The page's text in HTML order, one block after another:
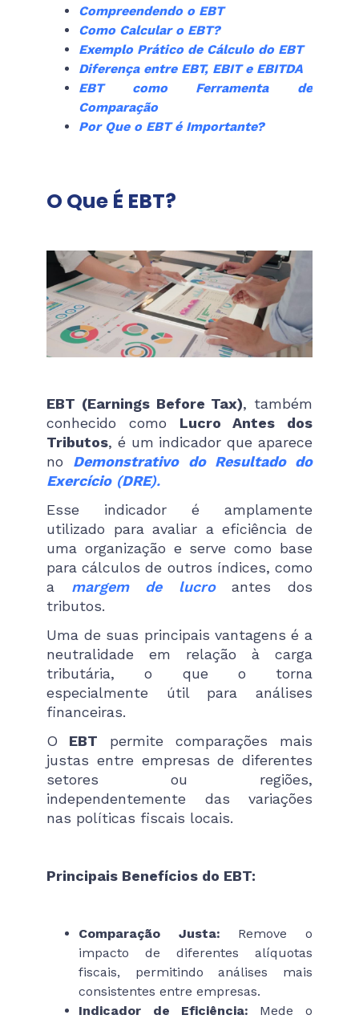
Compreendendo o EBT
Como Calcular o EBT?
Exemplo Prático de Cálculo do EBT
Diferença entre EBT, EBIT e EBITDA
EBT como Ferramenta de
Comparação
Por Que o EBT é Importante?
O Que É EBT?
EBT (Earnings Before Tax), também
conhecido como Lucro Antes dos
Tributos, é um indicador que aparece
no
Demonstrativo do Resultado do
Exercício(DRE).
Esse indicador é amplamente
utilizado para avaliar a eficiência de
uma organização e serve como base
para cálculos de outros índices, como
a margem de lucroantes dos
tributos.
Uma de suas principais vantagens é a
neutralidade em relação à carga
tributária, o que o torna
especialmente útil para análises
financeiras.
O EBT permite comparações mais
justas entre empresas de diferentes
setores ou regiões,
independentemente das variações
nas políticas fiscais locais.
Principais Benefícios do EBT:
Comparação Justa: Remove o
impacto de diferentes alíquotas
fiscais, permitindo análises mais
consistentes entre empresas.
Indicador de Eficiência: Mede o